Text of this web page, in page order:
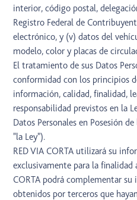
interior, código postal,
Registro Federal de
electrónico, y (v) datos del
modelo, color y placas de
El tratamiento de sus Datos
conformidad con los principios
información, calidad, finalidad,
responsabilidad previstos en la
Datos Personales en Posesión
"la Ley").
RED VIA CORTA utilizará su
exclusivamente para la finalidad
CORTA podrá complementar
obtenidos por terceros que